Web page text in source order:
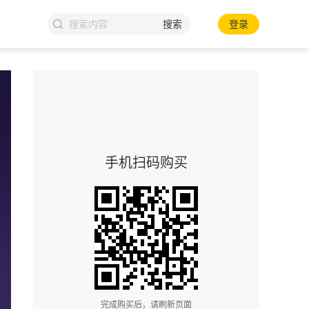
搜索 登录
手机扫码购买
完成购买后，请刷新页面